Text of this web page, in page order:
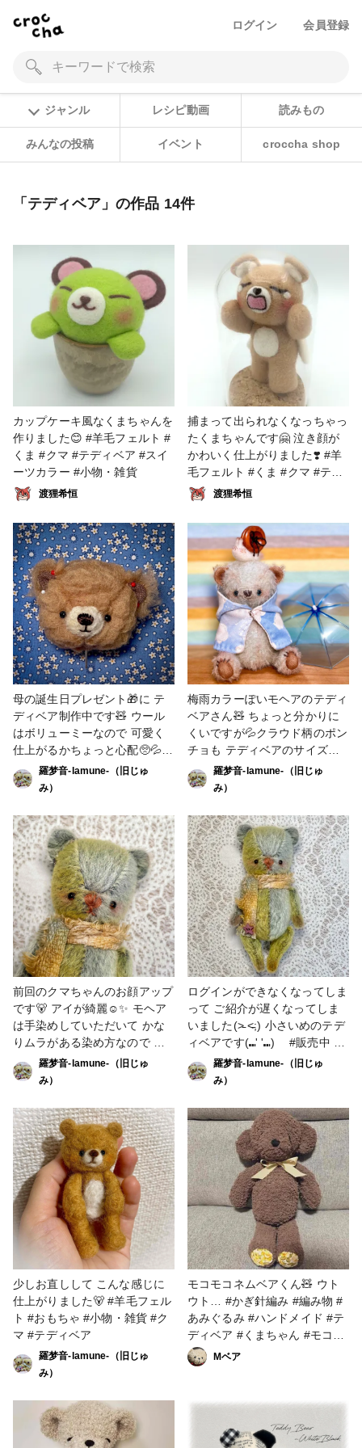
ログイン 会員登録
ジャンル レシピ動画 読みもの
みんなの投稿 イベント croccha shop
「テディベア」の作品 14件
カップケーキ風なくまちゃんを
作りました😊 #羊毛フェルト #
くま #クマ #テディベア #スイ
ーツカラー #小物・雑貨
渡狸希恒
捕まって出られなくなっちゃっ
たくまちゃんです🤗 泣き顔が
かわいく仕上がりました❣️ #羊
毛フェルト #くま #クマ #テデ
ィベア #小物・雑貨
渡狸希恒
母の誕生日プレゼント🎁に テ
ディベア制作中です🧸 ウール
はボリューミーなので 可愛く
仕上がるかちょっと心配🥺💦 #
その他 #テディベア #ぬいぐる
み
羅梦音-lamune-（旧じゅ
み）
梅雨カラーぽいモヘアのテディ
ベアさん🧸 ちょっと分かりに
くいですが💦クラウド柄のポン
チョも テディベアのサイズに
合わせたお手製です❣️ 目は雨雫
のような水色のグラスアイを選
リ🐌は羊毛フェルトです。 模
様はコピックで描きました🤲 #
梅雨作品コンテスト #その他
#ぬいぐるみ #テディベア
羅梦音-lamune-（旧じゅ
み）
前回のクマちゃんのお顔アップ
です🐻 アイが綺麗☺️✨ モヘア
は手染めしていただいて かな
りムラがある染め方なので 世
界に一つだけのベアちゃんです
🥺🧸 現在お探しをしています
🥺🤲 ＊お知らせ＊ 前回 Macか
ら投稿したのですが、難易度や
タグの部分がちゃんと反映され
ていないみたいなので、次回か
らまたアプリの方から投稿しよ
うと思います💦 ＊ちょっと独
り言💦＊ 投稿する際、写真を
選択した後も ずっとカメラの
🟢マークがついたままなのです
が iPhoneから投稿されてる方
皆さん同じでしょうか…？ す
ごく気になる😓 #販売中 #その
他 #テディベア
羅梦音-lamune-（旧じゅ
み）
ログインができなくなってしま
って ご紹介が遅くなってしま
いました(˃̵ ˂̵;) 小さいめのテデ
ィベアです(⑉' '⑉)ゞ #販売中 #
その他のハンドメイド #販売中
#テディベア
羅梦音-lamune-（旧じゅ
み）
少しお直しして こんな感じに
仕上がりました🐻 #羊毛フェル
ト #おもちゃ #小物・雑貨 #ク
マ #テディベア
羅梦音-lamune-（旧じゅ
み）
モコモコネムベアくん🧸 ウト
ウト… #かぎ針編み #編み物 #
あみぐるみ #ハンドメイド #テ
ディベア #くまちゃん #モコモ
コ
Mベア